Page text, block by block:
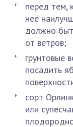
перед тем,
неё
должно
от ветров;
грунтовые
посадить
сорт
или